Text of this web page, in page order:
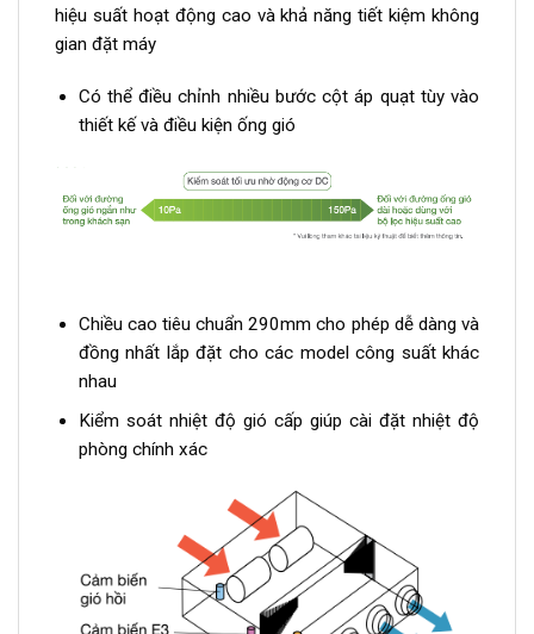
hiệu suất hoạt động cao và khả năng tiết kiệm không
gian đặt máy
Có thể điều chỉnh nhiều bước cột áp quạt tùy vào
thiết kế và điều kiện ống gió
Chiều cao tiêu chuẩn 290mm cho phép dễ dàng và
đồng nhất lắp đặt cho các model công suất khác
nhau
Kiểm soát nhiệt độ gió cấp giúp cài đặt nhiệt độ
phòng chính xác